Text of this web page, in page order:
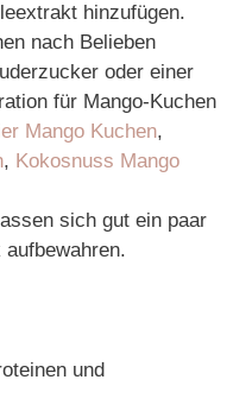
hinzufügen.
nach Belieben
oder einer
für Mango-Kuchen
Mango Kuchen,
, Kokosnuss Mango
sich gut ein paar
und